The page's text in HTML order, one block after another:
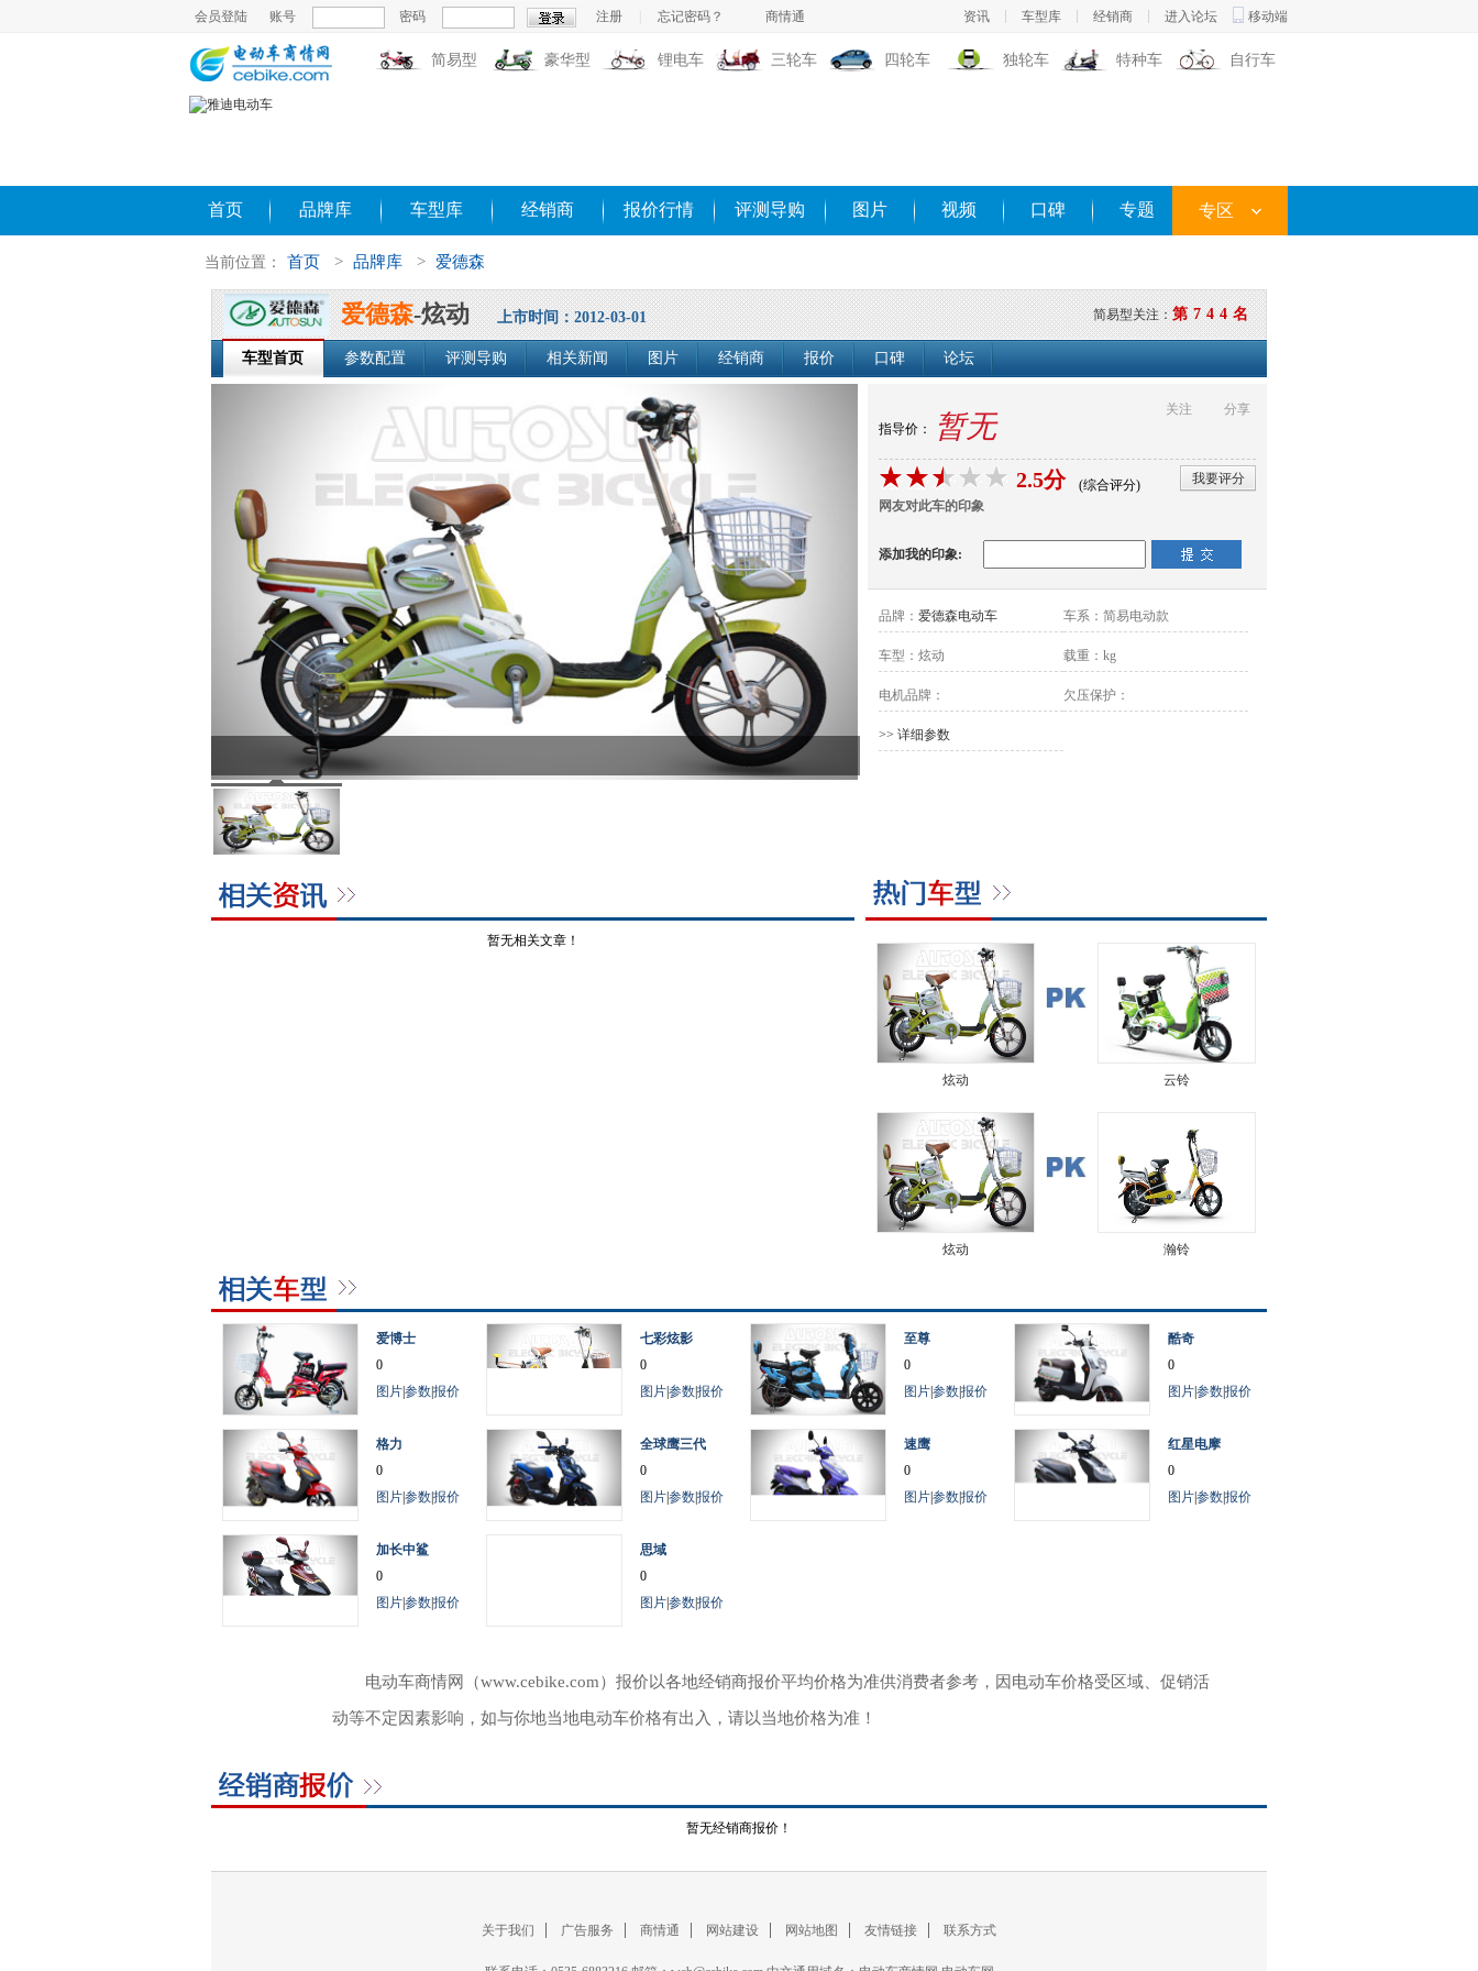
资讯 车型库 经销商 进入论坛 移动端
会员登陆 账号 密码 注册 忘记密码？ 商情通
简易型 豪华型 锂电车 三轮车 四轮车 独轮车 特种车 自行车
首页 品牌库 车型库 经销商 报价行情 评测导购 图片 视频 口碑 专题 专区
当前位置： 首页 > 品牌库 > 爱德森
简易型关注：第744名
爱德森-炫动 上市时间：2012-03-01
车型首页 参数配置 评测导购 相关新闻 图片 经销商 报价 口碑 论坛
指导价： 暂无 关注 分享
2.5分 (综合评分)
我要评分
网友对此车的印象
添加我的印象:
品牌： 爱德森电动车 车系： 简易电动款
车型： 炫动 载重： kg
电机品牌： 欠压保护：
>> 详细参数
暂无相关文章！
炫动 云铃
炫动 瀚铃
爱博士
0
图片参数报价
七彩炫影
0
图片参数报价
至尊
0
图片参数报价
酷奇
0
图片参数报价
格力
0
图片参数报价
全球鹰三代
0
图片参数报价
速鹰
0
图片参数报价
红星电摩
0
图片参数报价
加长中鲨
0
图片参数报价
思域
0
图片参数报价
电动车商情网（www.cebike.com）报价以各地经销商报价平均价格为准供消费者参考，因电动车价格受区域、促销活
动等不定因素影响，如与你地当地电动车价格有出入，请以当地价格为准！
暂无经销商报价！
关于我们 广告服务 商情通 网站建设 网站地图 友情链接 联系方式